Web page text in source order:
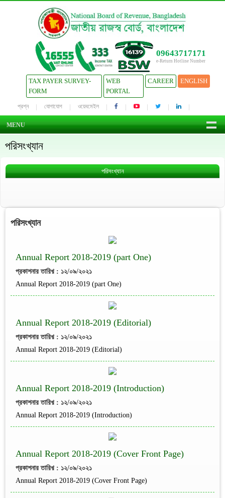
09643717171
e-Return Hotline Number
TAX PAYER SURVEY-
FORM
WEB
PORTAL
CAREER ENGLISH
প্রশ্ন যোগাযোগ ওয়েবমেইল
MENU
পরিসংখ্যান
পরিসংখ্যান
পরিসংখ্যান
Annual Report 2018-2019 (part One)
প্রকাশনার তারিখ় : ১২/০৯/২০২১
Annual Report 2018-2019 (part One)
Annual Report 2018-2019 (Editorial)
প্রকাশনার তারিখ় : ১২/০৯/২০২১
Annual Report 2018-2019 (Editorial)
Annual Report 2018-2019 (Introduction)
প্রকাশনার তারিখ় : ১২/০৯/২০২১
Annual Report 2018-2019 (Introduction)
Annual Report 2018-2019 (Cover Front Page)
প্রকাশনার তারিখ় : ১২/০৯/২০২১
Annual Report 2018-2019 (Cover Front Page)